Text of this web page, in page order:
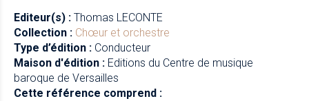
Editeur(s) : Thomas LECONTE
Collection : Chœur et orchestre
Type d’édition : Conducteur
Maison d'édition : Editions du Centre de musique
baroque de Versailles
Cette référence comprend :